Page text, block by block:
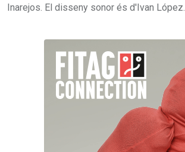
Inarejos. El disseny sonor és d'Ivan López.